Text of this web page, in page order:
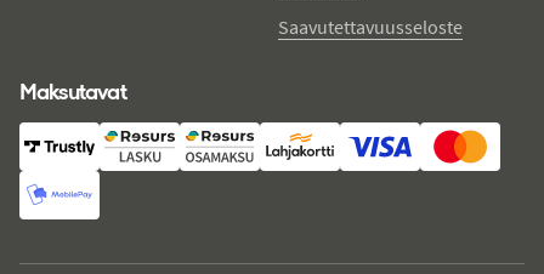
Saavutettavuusseloste
Maksutavat